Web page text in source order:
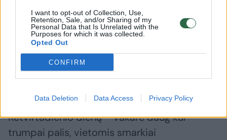
I want to opt-out of Collection, Use,
Retention, Sale, and/or Sharing of my
Personal Data that Is Unrelated with the
Purposes for which it was collected.
Opted Out
CONFIRM
Data Deletion Data Access Privacy Policy
Daugiau nuotraukų (30)
Kai kur lis smarkiai, galimas škvalas 15–18 m/s.
Žemiausia temperatūra 16–21 laipsnis
Ketvirtadienio dieną – vakare daug kur
trumpai palis, vietomis smarkiai